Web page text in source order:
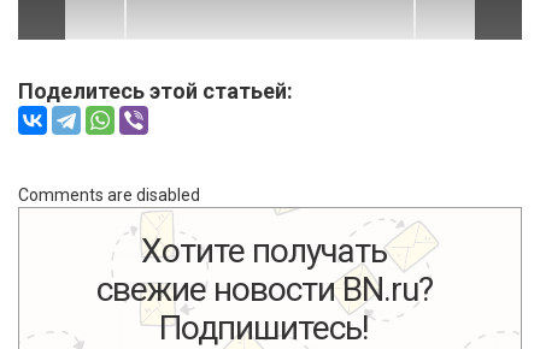
Поделитесь этой статьей:
Comments are disabled
Хотите получать
свежие новости BN.ru?
Подпишитесь!